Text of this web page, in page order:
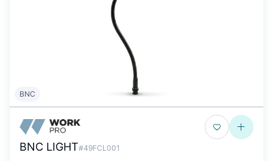
BNC
BNC LIGHT#49FCL001